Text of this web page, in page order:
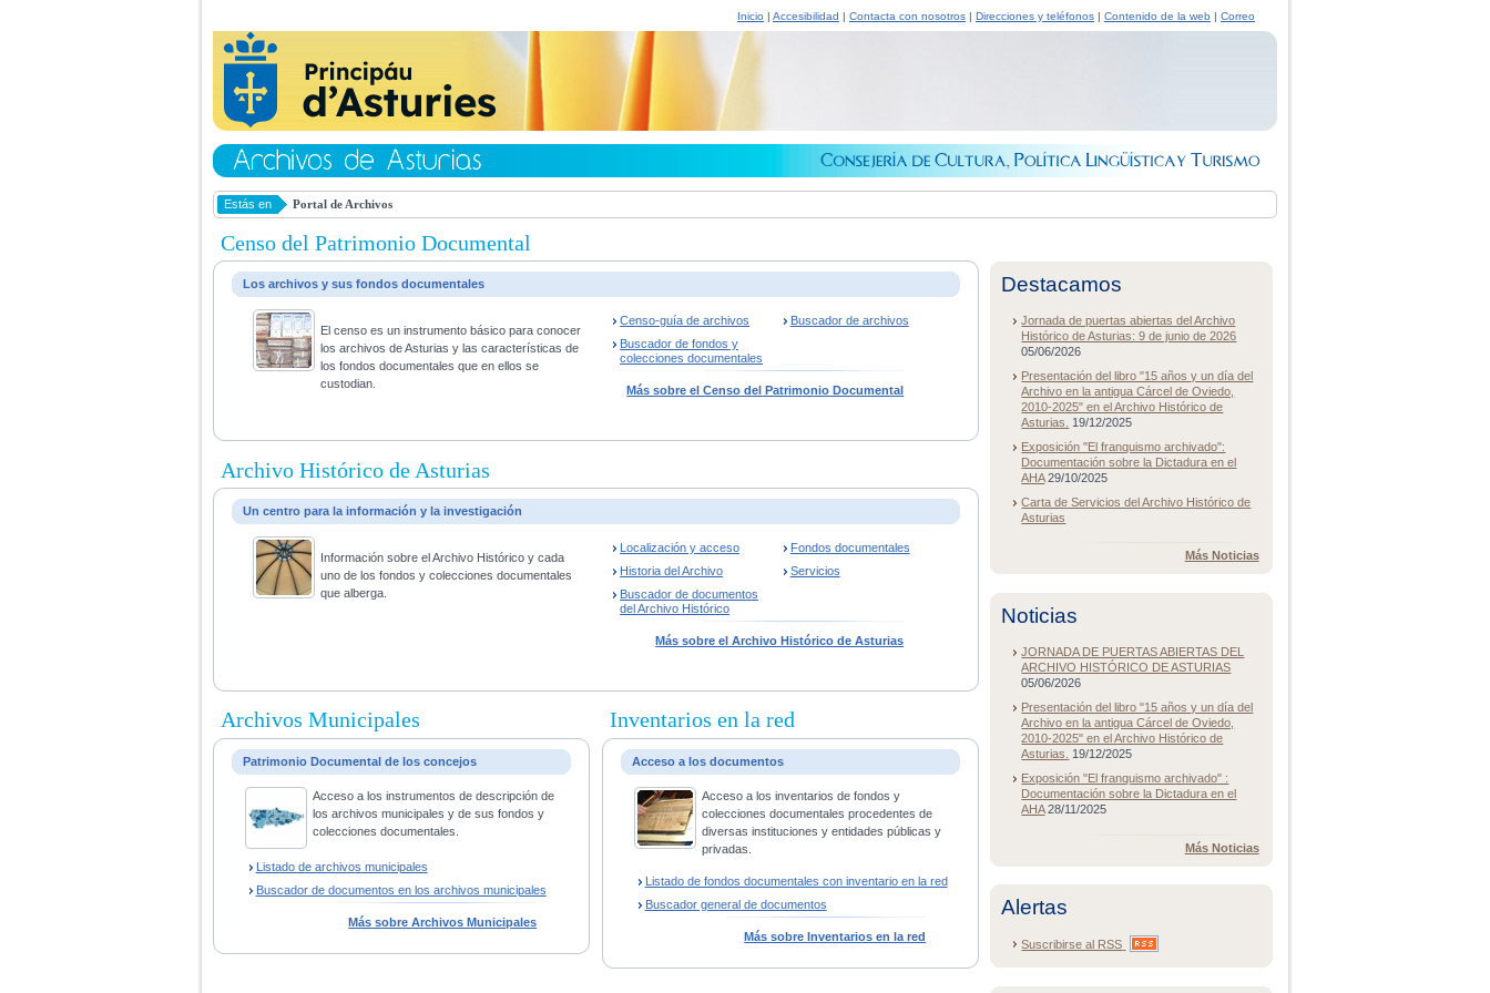
Inicio | Accesibilidad | Contacta con nosotros | Direcciones y teléfonos | Contenido de la web | Correo
Estás en Portal de Archivos
Censo del Patrimonio Documental
Los archivos y sus fondos documentales
El censo es un instrumento básico para conocer
los archivos de Asturias y las características de
los fondos documentales que en ellos se
custodian.
Censo-guía de archivos
Buscador de archivos
Buscador de fondos y
colecciones documentales
Más sobre el Censo del Patrimonio Documental
Archivo Histórico de Asturias
Un centro para la información y la investigación
Información sobre el Archivo Histórico y cada
uno de los fondos y colecciones documentales
que alberga.
Localización y acceso
Fondos documentales
Historia del Archivo
Servicios
Buscador de documentos
del Archivo Histórico
Más sobre el Archivo Histórico de Asturias
Archivos Municipales
Patrimonio Documental de los concejos
Acceso a los instrumentos de descripción de
los archivos municipales y de sus fondos y
colecciones documentales.
Listado de archivos municipales
Buscador de documentos en los archivos municipales
Más sobre Archivos Municipales
Inventarios en la red
Acceso a los documentos
Acceso a los inventarios de fondos y
colecciones documentales procedentes de
diversas instituciones y entidades públicas y
privadas.
Listado de fondos documentales con inventario en la red
Buscador general de documentos
Más sobre Inventarios en la red
Destacamos
Jornada de puertas abiertas del Archivo
Histórico de Asturias: 9 de junio de 2026
05/06/2026
Presentación del libro "15 años y un día del
Archivo en la antigua Cárcel de Oviedo,
2010-2025" en el Archivo Histórico de
Asturias.
19/12/2025
Exposición "El franquismo archivado":
Documentación sobre la Dictadura en el
AHA29/10/2025
Carta de Servicios del Archivo Histórico de
Asturias
Más Noticias
Noticias
JORNADA DE PUERTAS ABIERTAS DEL
ARCHIVO HISTÓRICO DE ASTURIAS
05/06/2026
Presentación del libro "15 años y un día del
Archivo en la antigua Cárcel de Oviedo,
2010-2025" en el Archivo Histórico de
Asturias.
19/12/2025
Exposición "El franquismo archivado" :
Documentación sobre la Dictadura en el
AHA28/11/2025
Más Noticias
Alertas
Suscribirse al RSS